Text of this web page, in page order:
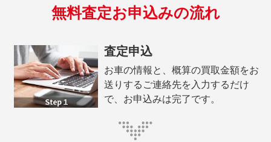
無料査定お申込みの流れ
査定申込
お車の情報と、概算の買取金額をお
送りするご連絡先を入力するだけ
で、お申込みは完了です。